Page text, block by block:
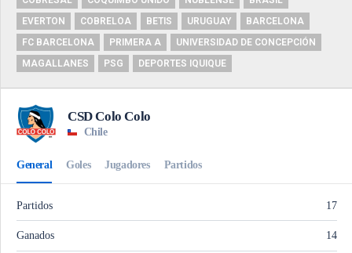
EVERTON
COBRELOA BETIS URUGUAY
BARCELONA
FC BARCELONA
PRIMERA A
UNIVERSIDAD DE CONCEPCIÓN
MAGALLANES
PSG DEPORTES IQUIQUE